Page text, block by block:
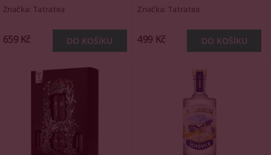
Značka:Tatratea
659 Kč
Značka: Tatratea
499 Kč